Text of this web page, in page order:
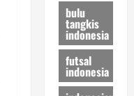
bulu
tangkis
indonesia
futsal
indonesia